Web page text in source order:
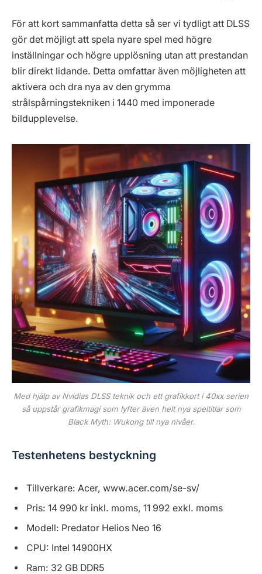
För att kort sammanfatta detta så ser vi tydligt att DLSS
gör det möjligt att spela nyare spel med högre
inställningar och högre upplösning utan att prestandan
blir direkt lidande. Detta omfattar även möjligheten att
aktivera och dra nya av den grymma
strålspårningstekniken i 1440 med imponerade
bildupplevelse.
Med hjälp av Nvidias DLSS teknik och ett grafikkort i 40xx serien
så uppstår grafikmagi som lyfter även helt nya speltitlar som
Black Myth: Wukong till nya nivåer.
Testenhetens bestyckning
Tillverkare: Acer, www.acer.com/se-sv/
Pris: 14 990 kr inkl. moms, 11 992 exkl. moms
Modell: Predator Helios Neo 16
CPU: Intel 14900HX
Ram: 32 GB DDR5